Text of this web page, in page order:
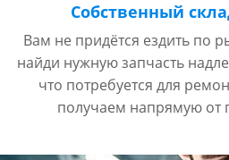
Собственный
Вам не придётся ездить по
найди нужную запчасть
что потребуется для
получаем напрямую от